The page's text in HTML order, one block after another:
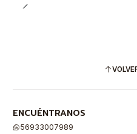
ENCUÉNTRANOS
56933007989